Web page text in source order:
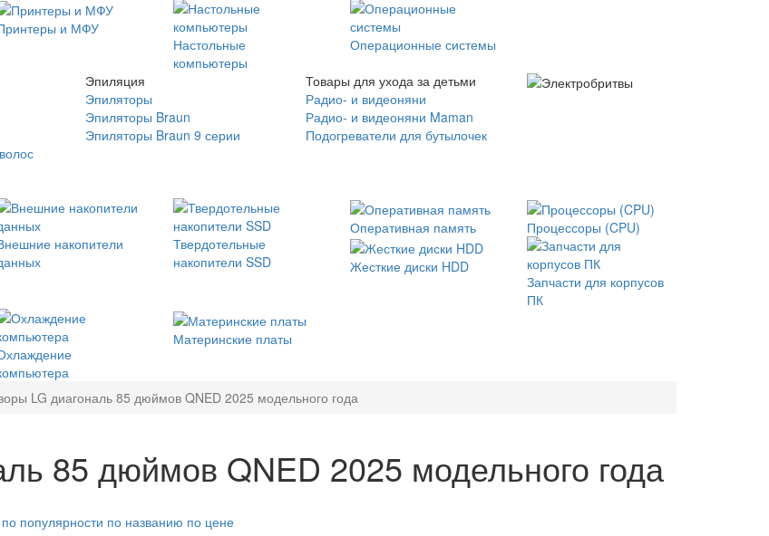
и МФУ
Настольные
компьютеры
Операционные системы
Эпиляция
Эпиляторы
Эпиляторы Braun
Эпиляторы Braun 9 серии
Товары для ухода за детьми
Радио- и видеоняни
Радио- и видеоняни Maman
Подогреватели для бутылочек
накопители
Твердотельные
накопители SSD
Оперативная память Процессоры (CPU)
Жесткие диски HDD
Запчасти для корпусов
ПК
Материнские платы
LG диагональ 85 дюймов QNED 2025 модельного года
85 дюймов QNED 2025 модельного года
по популярности по названию по цене